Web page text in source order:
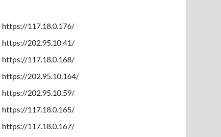
https://117.18.0.176/
https://202.95.10.41/
https://117.18.0.168/
https://202.95.10.164/
https://202.95.10.59/
https://117.18.0.165/
https://117.18.0.167/